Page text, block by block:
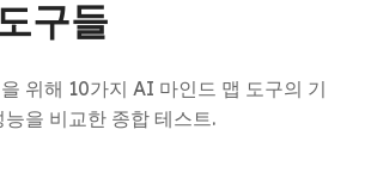
구들
위해 10가지 AI 마인드 맵 도구의 기
을 비교한 종합 테스트.